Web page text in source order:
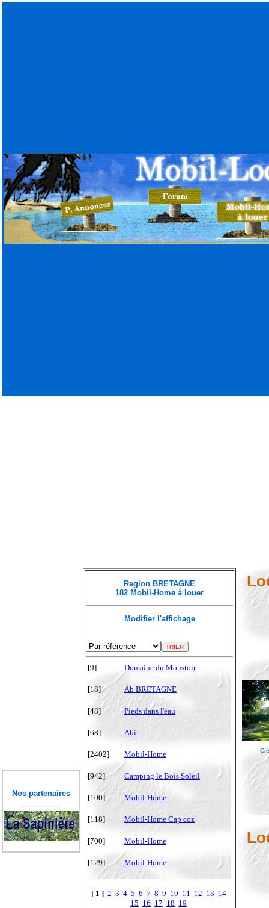
Nos partenaires
Region BRETAGNE
182 Mobil-Home à louer
Modifier l'affichage
[9] Domaine du Moustoir
[18] Ab BRETAGNE
[48] Pieds dans l'eau
[68] Abi
[2402] Mobil-Home
[942] Camping le Bois Soleil
[100] Mobil-Home
[118] Mobil-Home Cap coz
[700] Mobil-Home
[129] Mobil-Home
[ 1 ] 2 3 4 5 6 7 8 9 10 11 12 13 14
15 16 17 18 19